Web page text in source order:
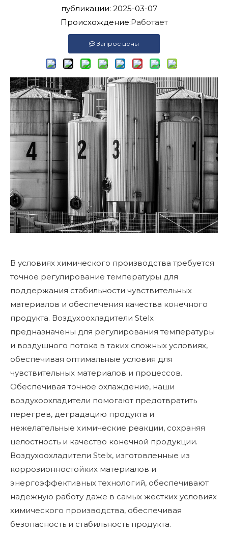
публикации: 2025-03-07
Происхождение:Работает
Запрос цены
В условиях химического производства требуется
точное регулирование температуры для
поддержания стабильности чувствительных
материалов и обеспечения качества конечного
продукта. Воздухоохладители Stelx
предназначены для регулирования температуры
и воздушного потока в таких сложных условиях,
обеспечивая оптимальные условия для
чувствительных материалов и процессов.
Обеспечивая точное охлаждение, наши
воздухоохладители помогают предотвратить
перегрев, деградацию продукта и
нежелательные химические реакции, сохраняя
целостность и качество конечной продукции.
Воздухоохладители Stelx, изготовленные из
коррозионностойких материалов и
энергоэффективных технологий, обеспечивают
надежную работу даже в самых жестких условиях
химического производства, обеспечивая
безопасность и стабильность продукта.